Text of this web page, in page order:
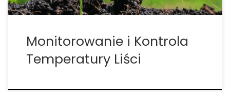
Monitorowanie i Kontrola
Temperatury Liści